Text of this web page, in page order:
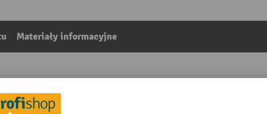
Materiały informacyjne